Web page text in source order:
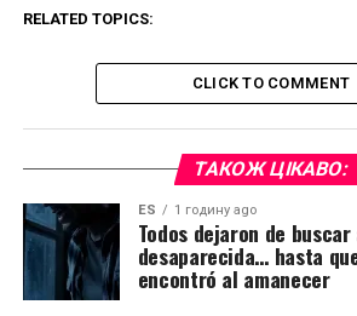
RELATED TOPICS:
CLICK TO COMMENT
ТАКОЖ ЦІКАВО:
ES 1 годину ago
Todos dejaron de
desaparecida… hasta
encontró al amanecer